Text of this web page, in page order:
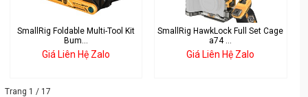
SmallRig Foldable Multi-Tool Kit
Bum...
Giá Liên Hệ Zalo
SmallRig HawkLock Full Set Cage
a74 ...
Giá Liên Hệ Zalo
Trang 1 / 17